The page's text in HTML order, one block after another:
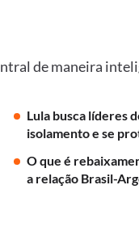
de maneira
Lula busca líderes
isolamento e se
O que é
a relação Brasil-